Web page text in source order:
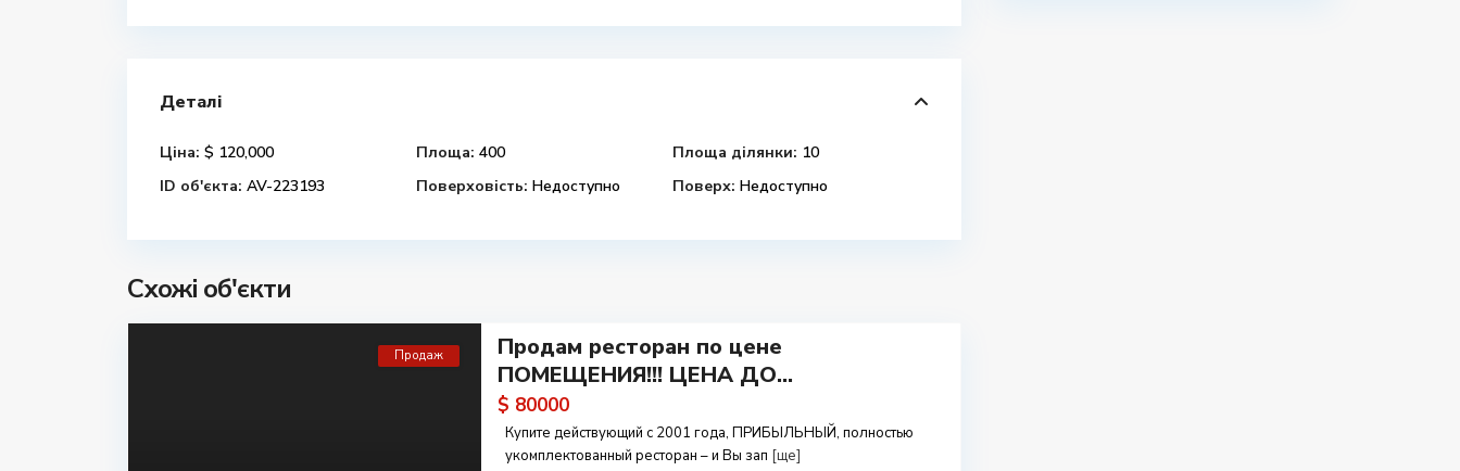
Деталі
Ціна: $ 120,000 Площа: 400 Площа ділянки: 10
ID об'єкта: AV-223193 Поверховість: Недоступно Поверх: Недоступно
Схожі об'єкти
Продаж
Продам ресторан по цене
ПОМЕЩЕНИЯ!!! ЦЕНА ДО...
$ 80000
Купите действующий с 2001 года, ПРИБЫЛЬНЫЙ, полностью
укомплектованный ресторан – и Вы зап [ще]